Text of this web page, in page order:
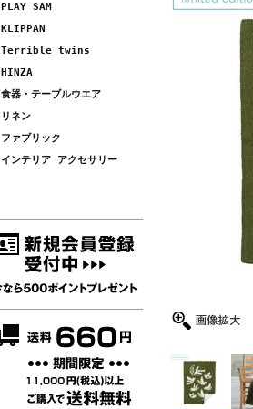
PLAY SAM
KLIPPAN
Terrible twins
HINZA
食器・テーブルウエア
リネン
ファブリック
インテリア アクセサリー